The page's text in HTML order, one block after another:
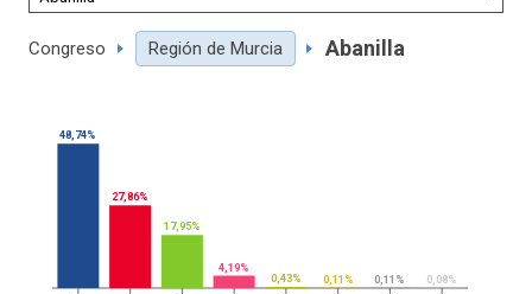
Congreso Región de Murcia Abanilla
48,74%
27,86%
17,95%
4,19%
0,43%
0,11% 0,11% 0,08%